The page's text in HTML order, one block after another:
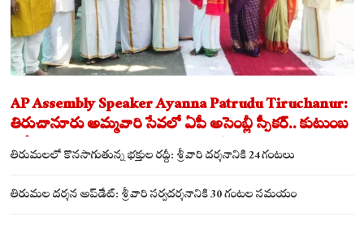
AP Assembly Speaker Ayanna Patrudu Tiruchanur:
తిరుచానూరు అమ్మవారి సేవలో ఏపీ అసెంబ్లీ స్పీకర్.. కుటుంబ
సమేతంగా దర్శించుకున్న అయ్యన్నపాత్రుడు!
తిరుమలలో కొనసాగుతున్న భక్తుల రద్దీ: శ్రీవారి దర్శనానికి 24 గంటలు
తిరుమల దర్శన అప్‌డేట్: శ్రీవారి సర్వదర్శనానికి 30 గంటల సమయం